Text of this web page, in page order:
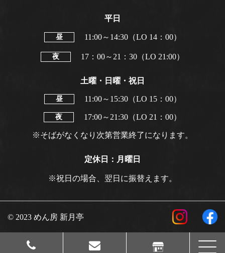
平日
昼 11:00～14:30（LO 14：00）
夜 17：00～21：30（LO 21:00）
土曜・日曜・祝日
昼 11:00～15:30（LO 15：00）
夜 17:00～21:30（LO 21：00）
※そばがなくなり次第営業終了になります。
定休日：月曜日
※祝日の場合、翌日に振替えます。
© 2023 めん房 新月亭